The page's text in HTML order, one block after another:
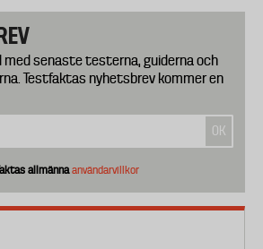
med senaste testerna, guiderna och
Testfaktas nyhetsbrev kommer en
allmännaanvändarvillkor